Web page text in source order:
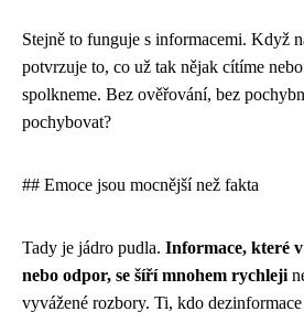
Stejně to funguje s informacemi. Když
potvrzuje to, co už tak nějak cítíme
spolkneme. Bez ověřování, bez
pochybovat?
## Emoce jsou mocnější než fakta
Tady je jádro pudla. Informace, které
nebo odpor, se šíří mnohem rychleji
vyvážené rozbory. Ti, kdo